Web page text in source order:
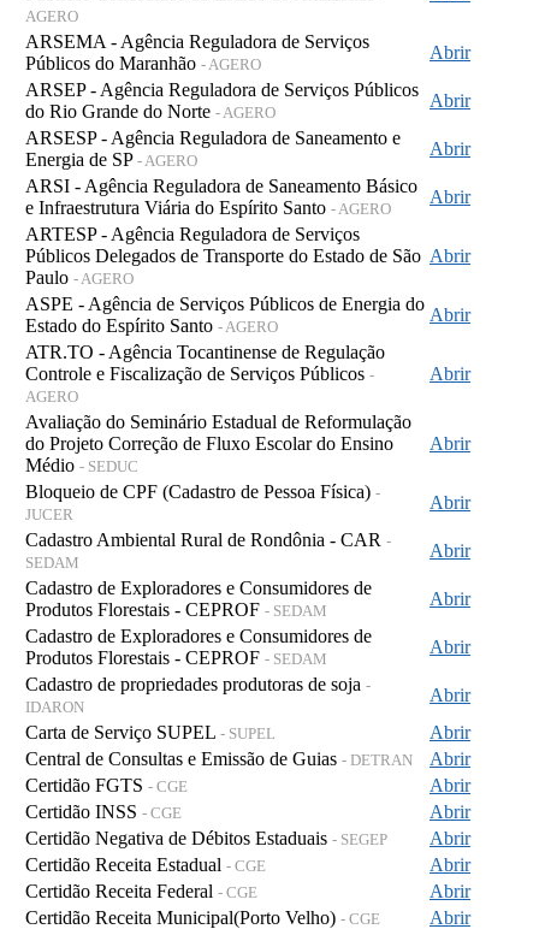
AGERO
ARSEMA - Agência Reguladora de Serviços
Públicos do Maranhão - AGERO
Abrir
ARSEP - Agência Reguladora de Serviços Públicos
do Rio Grande do Norte - AGERO
Abrir
ARSESP - Agência Reguladora de Saneamento e
Energia de SP - AGERO
Abrir
ARSI - Agência Reguladora de Saneamento Básico
e Infraestrutura Viária do Espírito Santo - AGERO
Abrir
ARTESP - Agência Reguladora de Serviços
Públicos Delegados de Transporte do Estado de São
Paulo - AGERO
Abrir
ASPE - Agência de Serviços Públicos de Energia do
Estado do Espírito Santo - AGERO
Abrir
ATR.TO - Agência Tocantinense de Regulação
Controle e Fiscalização de Serviços Públicos -
AGERO
Abrir
Avaliação do Seminário Estadual de Reformulação
do Projeto Correção de Fluxo Escolar do Ensino
Médio - SEDUC
Abrir
Bloqueio de CPF (Cadastro de Pessoa Física) -
JUCER
Abrir
Cadastro Ambiental Rural de Rondônia - CAR -
SEDAM
Abrir
Cadastro de Exploradores e Consumidores de
Produtos Florestais - CEPROF - SEDAM
Abrir
Cadastro de Exploradores e Consumidores de
Produtos Florestais - CEPROF - SEDAM
Abrir
Cadastro de propriedades produtoras de soja -
IDARON
Abrir
Carta de Serviço SUPEL - SUPEL
Abrir
Central de Consultas e Emissão de Guias - DETRAN
Abrir
Certidão FGTS - CGE
Abrir
Certidão INSS - CGE
Abrir
Certidão Negativa de Débitos Estaduais - SEGEP
Abrir
Certidão Receita Estadual - CGE
Abrir
Certidão Receita Federal - CGE
Abrir
Certidão Receita Municipal(Porto Velho) - CGE
Abrir